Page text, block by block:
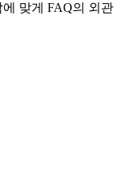
맞게 FAQ의 외관